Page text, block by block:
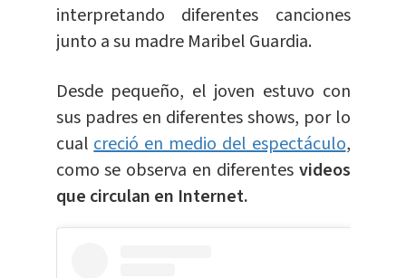
interpretando diferentes canciones
junto a su madre Maribel Guardia.
Desde pequeño, el joven estuvo con
sus padres en diferentes shows, por lo
cualcreció en medio del espectáculo,
como se observa en diferentes videos
que circulan en Internet.